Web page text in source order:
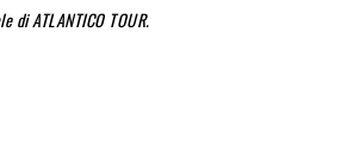
ATLANTICO TOUR.